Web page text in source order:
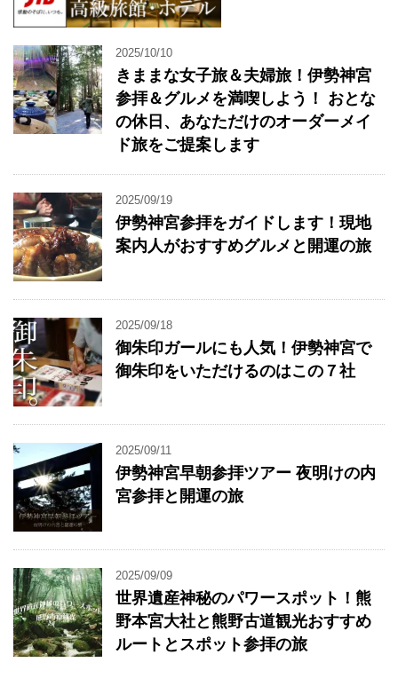
2025/10/10
きままな女子旅＆夫婦旅！伊勢神宮
参拝＆グルメを満喫しよう！ おとな
の休日、あなただけのオーダーメイ
ド旅をご提案します
2025/09/19
伊勢神宮参拝をガイドします！現地
案内人がおすすめグルメと開運の旅
2025/09/18
御朱印ガールにも人気！伊勢神宮で
御朱印をいただけるのはこの７社
2025/09/11
伊勢神宮早朝参拝ツアー 夜明けの内
宮参拝と開運の旅
2025/09/09
世界遺産神秘のパワースポット！熊
野本宮大社と熊野古道観光おすすめ
ルートとスポット参拝の旅